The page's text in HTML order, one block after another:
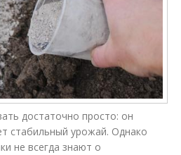
достаточно просто: он
стабильный урожай. Однако
не всегда знают о